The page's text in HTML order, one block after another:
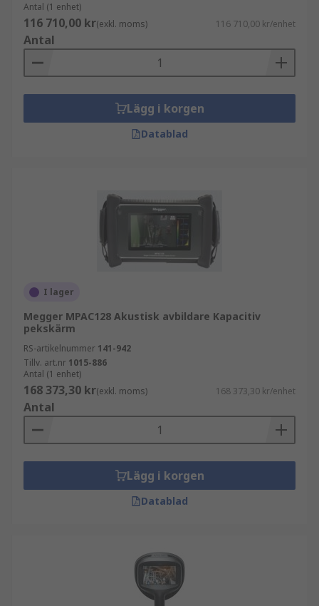
Antal (1 enhet)
116 710,00 kr(exkl. moms) 116 710,00 kr/enhet
Antal
Lägg i korgen
Datablad
I lager
Megger MPAC128 Akustisk avbildare Kapacitiv
pekskärm
RS-artikelnummer 141-942
Tillv. art.nr 1015-886
Antal (1 enhet)
168 373,30 kr(exkl. moms) 168 373,30 kr/enhet
Antal
Lägg i korgen
Datablad